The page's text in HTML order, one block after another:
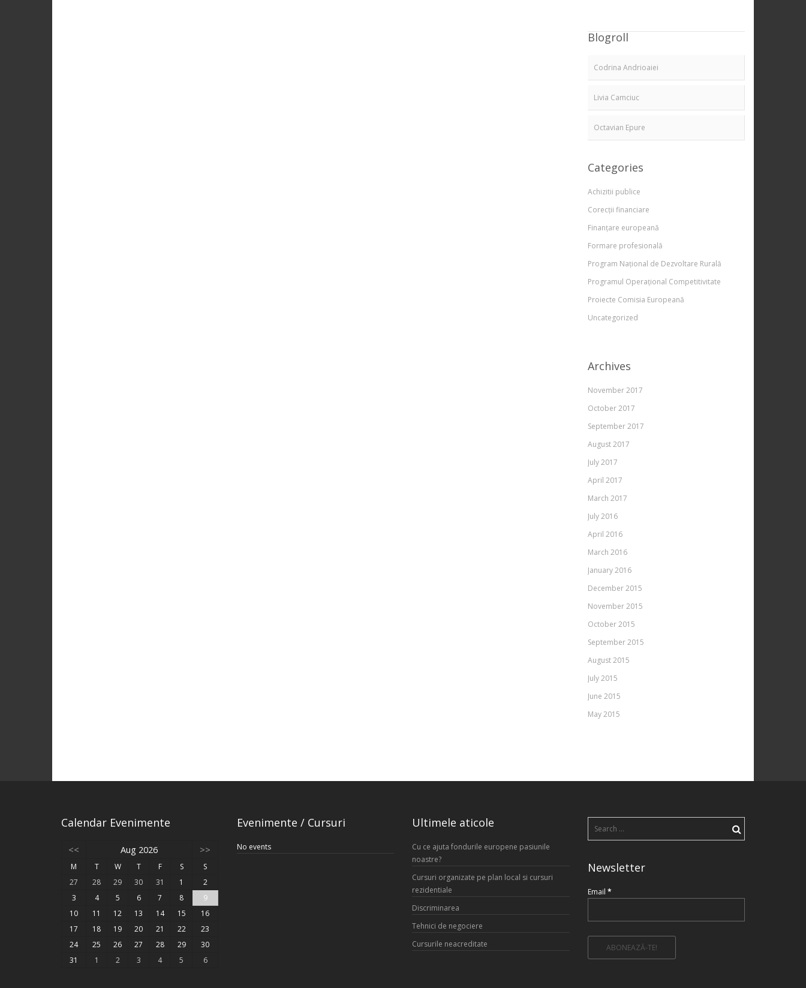
Blogroll
Codrina Andrioaiei
Livia Camciuc
Octavian Epure
Categories
Achizitii publice
Corecții financiare
Finanțare europeană
Formare profesională
Program Național de Dezvoltare Rurală
Programul Operațional Competitivitate
Proiecte Comisia Europeană
Uncategorized
Archives
November 2017
October 2017
September 2017
August 2017
July 2017
April 2017
March 2017
July 2016
April 2016
March 2016
January 2016
December 2015
November 2015
October 2015
September 2015
August 2015
July 2015
June 2015
May 2015
Calendar Evenimente
<< Aug 2026 >>
M T W T F S
S
27
28 29 30 31 1
2
3
4 5 6 7 8
9
10
11 12 13 14 15
16
17
18 19 20 21 22
23
24
25 26 27 28 29
30
31
1 2 3 4 5 6
Evenimente / Cursuri
No events
Ultimele aticole
Cu ce ajuta fondurile europene pasiunile
noastre?
Cursuri organizate pe plan local si cursuri
rezidentiale
Discriminarea
Tehnici de negociere
Cursurile neacreditate
Search
Newsletter
Email *